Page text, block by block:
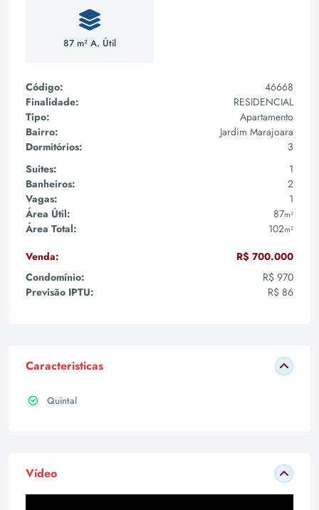
87 m² A. Útil
Código:
46668
Finalidade:
RESIDENCIAL
Tipo:
Apartamento
Bairro:
Jardim Marajoara
Dormitórios:
3
Suites:
1
Banheiros:
2
Vagas:
1
Área Útil:
87m²
Área Total: 102m²
Venda:
R$ 700.000
Condomínio:
R$ 970
Previsão IPTU:
R$ 86
Caracteristicas
Quintal
Vídeo